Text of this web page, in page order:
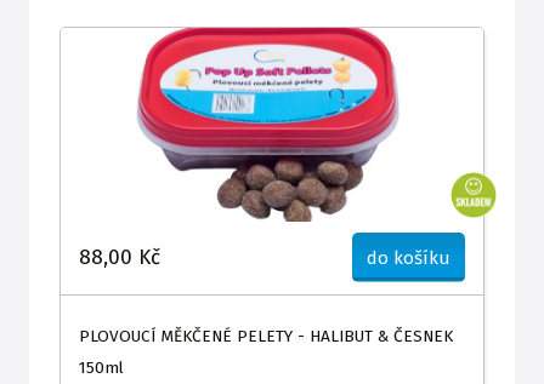
88,00 Kč do košíku
PLOVOUCÍ MĚKČENÉ PELETY - HALIBUT & ČESNEK
150ml